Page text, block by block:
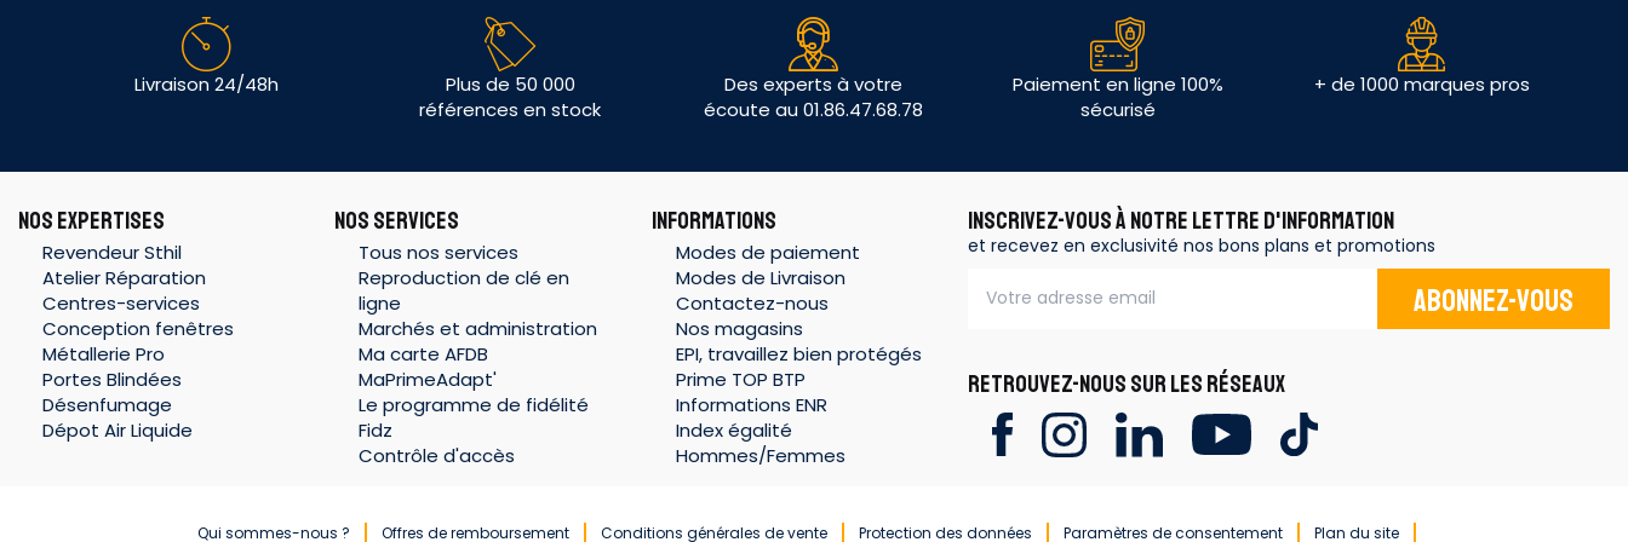
Livraison 24/48h
Plus de 50 000
références en stock
Des experts à votre
écoute au 01.86.47.68.78
Paiement en ligne 100%
sécurisé
+ de 1000 marques pros
NOS EXPERTISES
Revendeur Sthil
Atelier Réparation
Centres-services
Conception fenêtres
Métallerie Pro
Portes Blindées
Désenfumage
Dépot Air Liquide
NOS SERVICES
Tous nos services
Reproduction de clé en
ligne
Marchés et administration
Ma carte AFDB
MaPrimeAdapt'
Le programme de fidélité
Fidz
Contrôle d'accès
INFORMATIONS
Modes de paiement
Modes de Livraison
Contactez-nous
Nos magasins
EPI, travaillez bien protégés
Prime TOP BTP
Informations ENR
Index égalité
Hommes/Femmes
INSCRIVEZ-VOUS À NOTRE LETTRE D'INFORMATION
et recevez en exclusivité nos bons plans et promotions
Abonnez-vous
RETROUVEZ-NOUS SUR LES RÉSEAUX
Qui sommes-nous ? Offres de remboursement Conditions générales de vente Protection des données Paramètres de consentement Plan du site